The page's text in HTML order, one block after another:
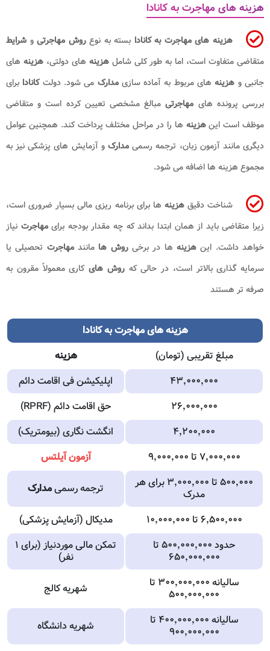
هزینه های مهاجرت به کانادا
هزینه های مهاجرت به کانادا بسته به نوعروش مهاجرتیو شرایط
متقاضی متفاوت است، اما به طور کلی شاملهزینه های دولتی،هزینه های
جانبی و هزینه های مربوط به آماده سازیمدارک می شود. دولتکانادا برای
بررسی پرونده های مهاجرتی مبالغ مشخصی تعیین کرده است و متقاضی
موظف است اینهزینه ها را در مراحل مختلف پرداخت کند. همچنین عوامل
دیگری مانند آزمون زبان، ترجمه رسمی مدارکو آزمایش های پزشکی نیز به
مجموع هزینه ها اضافه می شود.
شناخت دقیقهزینه ها برای برنامه ریزی مالی بسیار ضروری است،
زیرا متقاضی باید از همان ابتدا بداند که چه مقدار بودجه برایمهاجرت نیاز
خواهد داشت. این هزینه ها در برخیروش ها مانندمهاجرت تحصیلی یا
سرمایه گذاری بالاتر است، در حالی کهروش هایکاری معمولاً مقرون به
صرفه تر هستند
هزینه های مهاجرت به کانادا
مبلغ تقریبی (تومان)
هزینه
۴۳٬۰۰۰٬۰۰۰
اپلیکیشن فی اقامت دائم
۲۶٬۰۰۰٬۰۰۰
حق اقامت دائم (RPRF)
۴٬۲۰۰٬۰۰۰
انگشت نگاری (بیومتریک)
۷٬۰۰۰٬۰۰۰ تا ۹٬۰۰۰٬۰۰۰
آزمون آیلتس
۵۰۰٬۰۰۰ تا ۳٬۰۰۰٬۰۰۰ برای هر
مدرک
ترجمه رسمیمدارک
۶٬۵۰۰٬۰۰۰ تا ۱۰٬۰۰۰٬۰۰۰
مدیکال (آزمایش پزشکی)
حدود ۵۰۰٬۰۰۰٬۰۰۰ تا
۶۵۰٬۰۰۰٬۰۰۰
تمکن مالی موردنیاز (برای ۱
نفر)
سالیانه ۳۰۰٬۰۰۰٬۰۰۰ تا
۵۰۰٬۰۰۰٬۰۰۰
شهریه کالج
سالیانه ۴۰۰٬۰۰۰٬۰۰۰ تا
۹۰۰٬۰۰۰٬۰۰۰
شهریه دانشگاه